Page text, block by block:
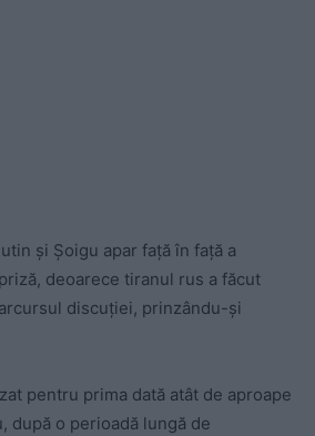
și Șoigu apar față în față a
deoarece tiranul rus a făcut
discuției, prinzându-și
pentru prima dată atât de aproape
după o perioadă lungă de